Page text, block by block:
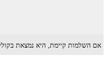
אם השלמות קיימת, היא נמצאת